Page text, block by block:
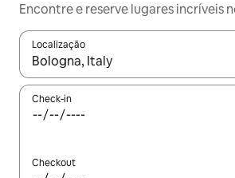
Encontre e reserve lugares incríveis
Localização
Quando os resultados estiverem
Check-in
Checkout